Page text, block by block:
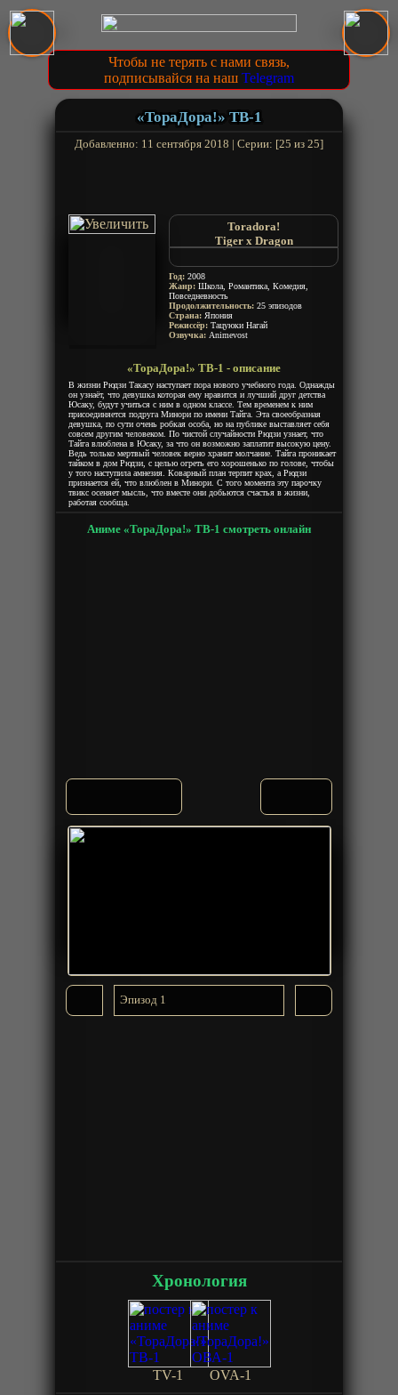
Чтобы не терять с нами связь,
подписывайся на наш Telegram
«ТораДора!» ТВ-1
Добавленно: 11 сентября 2018 | Серии: [25 из 25]
Toradora!
Tiger x Dragon
Торадора!
Тигр против дракона
Год: 2008
Жанр: Школа, Романтика, Комедия,
Повседневность
Продолжительность: 25 эпизодов
Страна: Япония
Режиссёр: Тацуюки Нагай
Озвучка: Animevost
«ТораДора!» ТВ-1 - описание
В жизни Рюдзи Такасу наступает пора нового учебного года. Однажды
он узнаёт, что девушка которая ему нравится и лучший друг детства
Юсаку, будут учиться с ним в одном классе. Тем временем к ним
присоединяется подруга Минори по имени Тайга. Эта своеобразная
девушка, по сути очень робкая особа, но на публике выставляет себя
совсем другим человеком. По чистой случайности Рюдзи узнает, что
Тайга влюблена в Юсаку, за что он возможно заплатит высокую цену.
Ведь только мертвый человек верно хранит молчание. Тайга проникает
тайком в дом Рюдзи, с целью огреть его хорошенько по голове, чтобы
у того наступила амнезия. Коварный план терпит крах, а Рюдзи
признается ей, что влюблен в Минори. С того момента эту парочку
твикс осеняет мысль, что вместе они добьются счастья в жизни,
работая сообща.
Аниме «ТораДора!» ТВ-1 смотреть онлайн
Хронология
TV-1 OVA-1